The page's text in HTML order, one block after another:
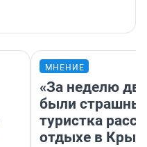
МНЕНИЕ
«За неделю
были
туристка
отдыхе в